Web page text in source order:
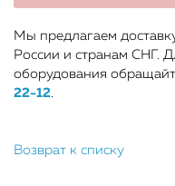
Мы предлагаем
России и странам СНГ.
оборудования
22-12.
Возврат к списку